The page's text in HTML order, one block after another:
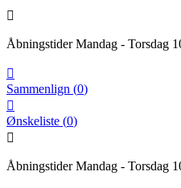

Åbningstider Mandag - Torsdag

Sammenlign (0)

Ønskeliste (0)

Åbningstider Mandag - Torsdag